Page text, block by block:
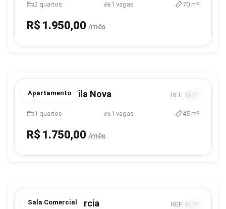
2 quartos 1 vagas 70 m²
R$ 1.950,00 /mês
Apartamento
Blumenau, Vila Nova REF: 6087
1 quartos 1 vagas 45 m²
R$ 1.750,00 /mês
Sala Comercial
Blumenau, Garcia REF: 6582